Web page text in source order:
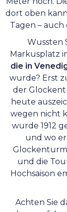
dort oben
Tagen –
Markusplatz
die in
wurde? Erst
der
heute
wegen nicht
wurde 1912
und wo er
und die
Hochsaison
oben zu